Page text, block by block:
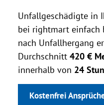
Unfallgeschädigte in
bei rightmart einfach
nach Unfallhergang
Durchschnitt 420 €
innerhalb von 24
Kostenfrei